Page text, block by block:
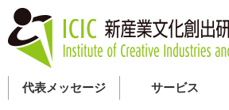
代表メッセージ サービス